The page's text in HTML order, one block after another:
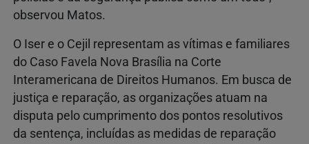
observou Matos.
O Iser e o Cejil representam as vítimas e familiares
do Caso Favela Nova Brasília na Corte
Interamericana de Direitos Humanos. Em busca de
justiça e reparação, as organizações atuam na
disputa pelo cumprimento dos pontos resolutivos
da sentença, incluídas as medidas de reparação